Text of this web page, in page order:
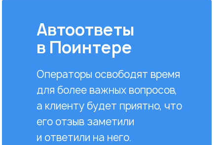
Автоответы
в Поинтере
Операторы освободят время
для более важных вопросов,
а клиенту будет приятно, что
его отзыв заметили
и ответили на него.